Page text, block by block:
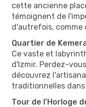
cette ancienne
témoignent de
d'autrefois, comme
Quartier de
Ce vaste et
d'Izmir. Perdez-
découvrez
traditionnelles
Tour de l'Horloge